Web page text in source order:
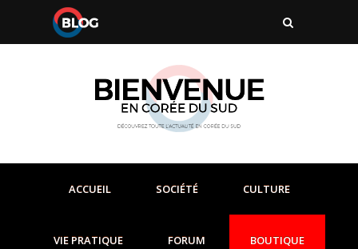
ACCUEIL SOCIÉTÉ CULTURE
VIE PRATIQUE FORUM BOUTIQUE